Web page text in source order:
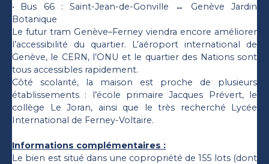
Bus 66 : Saint-Jean-de-Gonville ↔ Genève Jardin
Botanique
Le futur tram Genève–Ferney viendra encore améliorer
l’accessibilité du quartier. L’aéroport international de
Genève, le CERN, l’ONU et le quartier des Nations sont
tous accessibles rapidement.
Côté scolarité, la maison est proche de plusieurs
établissements : l’école primaire Jacques Prévert, le
collège Le Joran, ainsi que le très recherché Lycée
International de Ferney-Voltaire.
Informations complémentaires :
Le bien est situé dans une copropriété de 155 lots (dont